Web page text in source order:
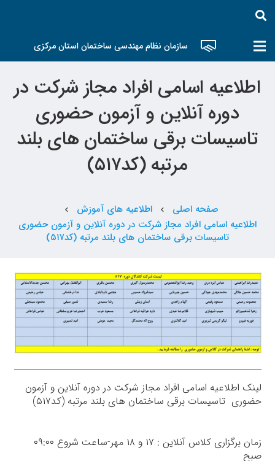
سازمان نظام مهندسی ساختمان استان مرکزی
اطلاعیه اسامی افراد مجاز شرکت در
دوره آنلاین و آزمون حضوری
تاسیسات برقی ساختمان های بلند
مرتبه (کد۵۱۷)
صفحه اصلی chevron_left اطلاعیه های آموزش chevron_left
اطلاعیه اسامی افراد مجاز شرکت در دوره آنلاین و آزمون حضوری
تاسیسات برقی ساختمان های بلند مرتبه (کد۵۱۷)
لینک اطلاعیه اسامی افراد مجاز شرکت در دوره آنلاین و آزمون
حضوری تاسیسات برقی ساختمان های بلند مرتبه (کد۵۱۷)
زمان برگزاری کلاس آنلاین : ۱۷ و ۱۸ مهر-ساعت شروع ۰۹:۰۰
صبح